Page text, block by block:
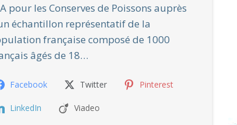
pour les Conserves de Poissons auprès
échantillon représentatif de la
française composé de 1000
âgés de 18…
Facebook Twitter Pinterest
LinkedIn Viadeo